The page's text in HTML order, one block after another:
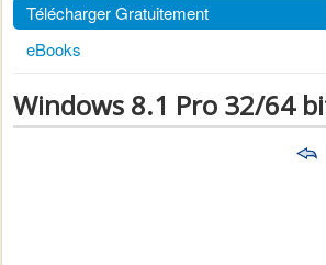
Télécharger Gratuitement
eBooks
Windows 8.1 Pro 32/64